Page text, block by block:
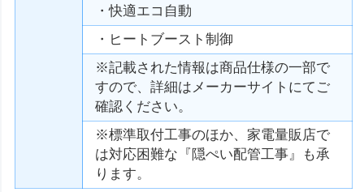
・快適エコ自動
・ヒートブースト制御
※記載された情報は商品仕様の一部で
すので、詳細はメーカーサイトにてご
確認ください。
※標準取付工事のほか、家電量販店で
は対応困難な『隠ぺい配管工事』も承
ります。